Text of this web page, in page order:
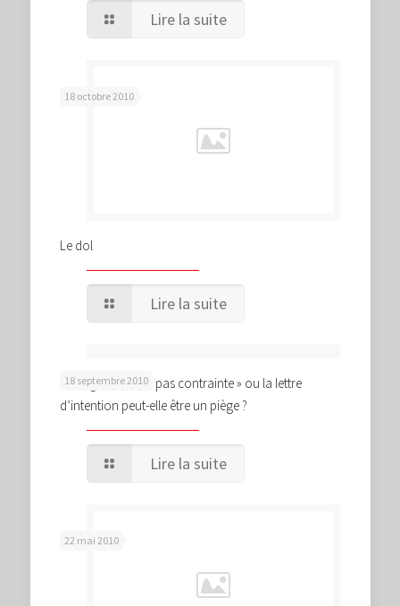
Lire la suite
18 octobre 2010
Le dol
Lire la suite
18 septembre 2010
« Obligation n’est pas contrainte » ou la lettre
d’intention peut-elle être un piège ?
Lire la suite
22 mai 2010